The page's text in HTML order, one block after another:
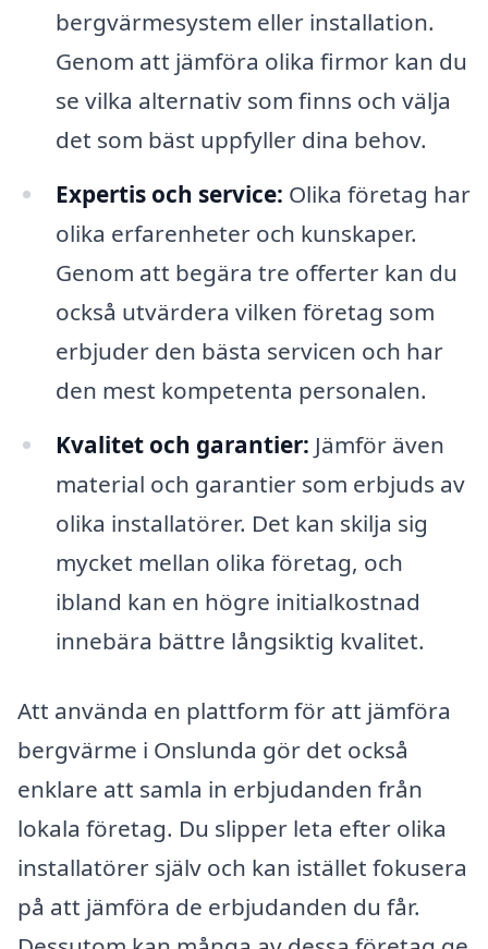
bergvärmesystem eller installation.
Genom att jämföra olika firmor kan du
se vilka alternativ som finns och välja
det som bäst uppfyller dina behov.
Expertis och service: Olika företag har
olika erfarenheter och kunskaper.
Genom att begära tre offerter kan du
också utvärdera vilken företag som
erbjuder den bästa servicen och har
den mest kompetenta personalen.
Kvalitet och garantier: Jämför även
material och garantier som erbjuds av
olika installatörer. Det kan skilja sig
mycket mellan olika företag, och
ibland kan en högre initialkostnad
innebära bättre långsiktig kvalitet.
Att använda en plattform för att jämföra
bergvärme i Onslunda gör det också
enklare att samla in erbjudanden från
lokala företag. Du slipper leta efter olika
installatörer själv och kan istället fokusera
på att jämföra de erbjudanden du får.